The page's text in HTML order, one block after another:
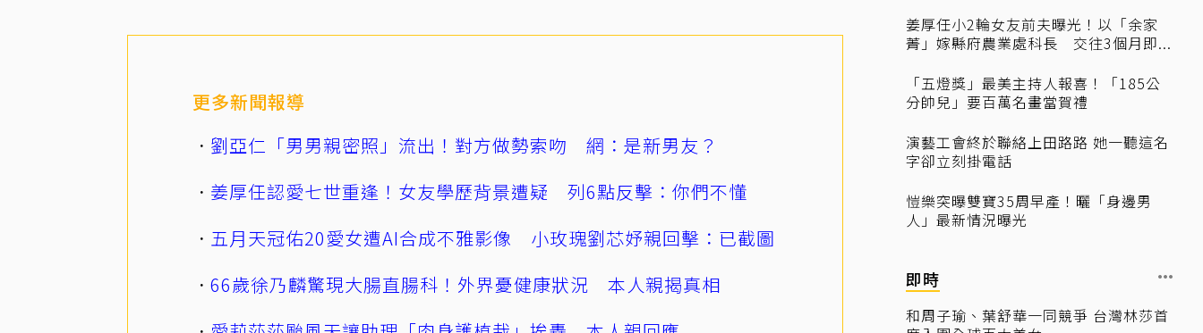
更多新聞報導
劉亞仁「男男親密照」流出！對方做勢索吻 網：是新男友？
姜厚任認愛七世重逢！女友學歷背景遭疑 列6點反擊：你們不懂
五月天冠佑20愛女遭AI合成不雅影像 小玫瑰劉芯妤親回擊：已截圖
66歲徐乃麟驚現大腸直腸科！外界憂健康狀況 本人親揭真相
姜厚任小2輪女友前夫曝光！以「余家
菁」嫁縣府農業處科長 交往3個月即...
「五燈獎」最美主持人報喜！「185公
分帥兒」要百萬名畫當賀禮
演藝工會終於聯絡上田路路 她一聽這名
字卻立刻掛電話
愷樂突曝雙寶35周早產！曬「身邊男
人」最新情況曝光
即時
和周子瑜、葉舒華一同競爭 台灣林莎首